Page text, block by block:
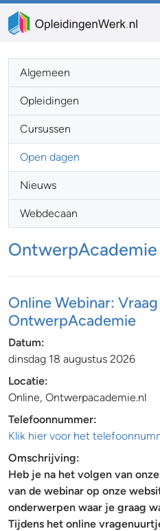
Algemeen
Opleidingen
Cursussen
Open dagen
Nieuws
Webdecaan
OntwerpAcademie
Online Webinar:
OntwerpAcademie
Datum:
dinsdag 18 augustus 2026
Locatie:
Online, Ontwerpacademie.nl
Telefoonnummer:
Klik hier voor het
Omschrijving:
Heb je na het volgen van
van de webinar op onze
onderwerpen waar je graag
Tijdens het online